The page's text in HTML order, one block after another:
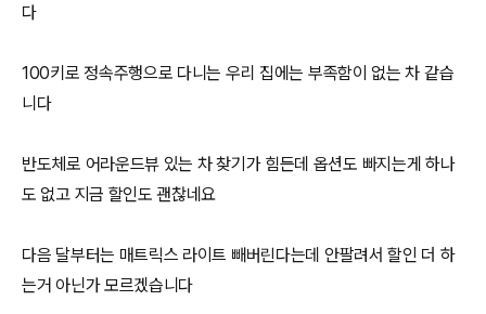
다
100키로 정속주행으로 다니는 우리 집에는 부족함이 없는 차 같습
니다
반도체로 어라운드뷰 있는 차 찾기가 힘든데 옵션도 빠지는게 하나
도 없고 지금 할인도 괜찮네요
다음 달부터는 매트릭스 라이트 빼버린다는데 안팔려서 할인 더 하
는거 아닌가 모르겠습니다